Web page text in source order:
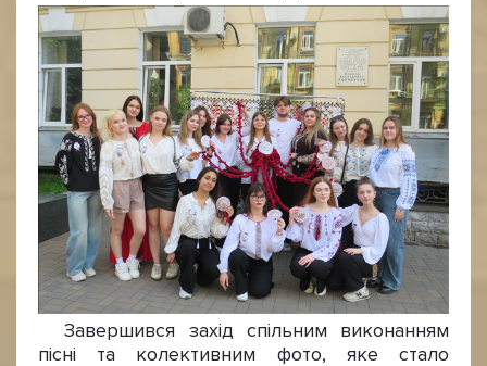
Завершився захід спільним виконанням
пісні та колективним фото, яке стало